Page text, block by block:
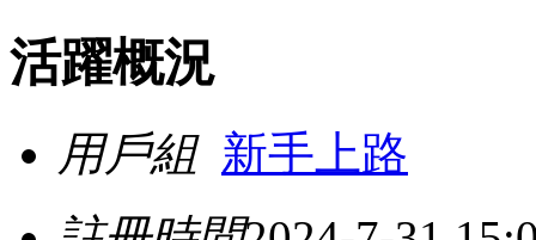
活躍概況
用戶組 新手上路